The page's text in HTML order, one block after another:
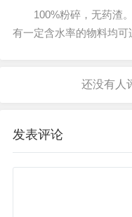
100%粉碎，无药渣。
有一定含水率的物料均
发表评论